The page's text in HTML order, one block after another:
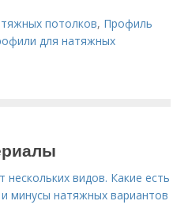
потолков, Профиль
для натяжных
видов. Какие есть
минусы натяжных вариантов